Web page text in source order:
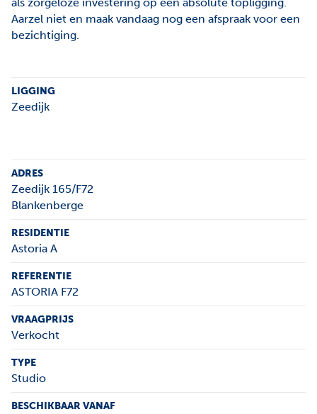
Aarzel niet en maak vandaag nog een afspraak voor een
bezichtiging.
LIGGING
Zeedijk
ADRES
Zeedijk 165/F72
Blankenberge
RESIDENTIE
Astoria A
REFERENTIE
ASTORIA F72
VRAAGPRIJS
Verkocht
TYPE
Studio
BESCHIKBAAR VANAF